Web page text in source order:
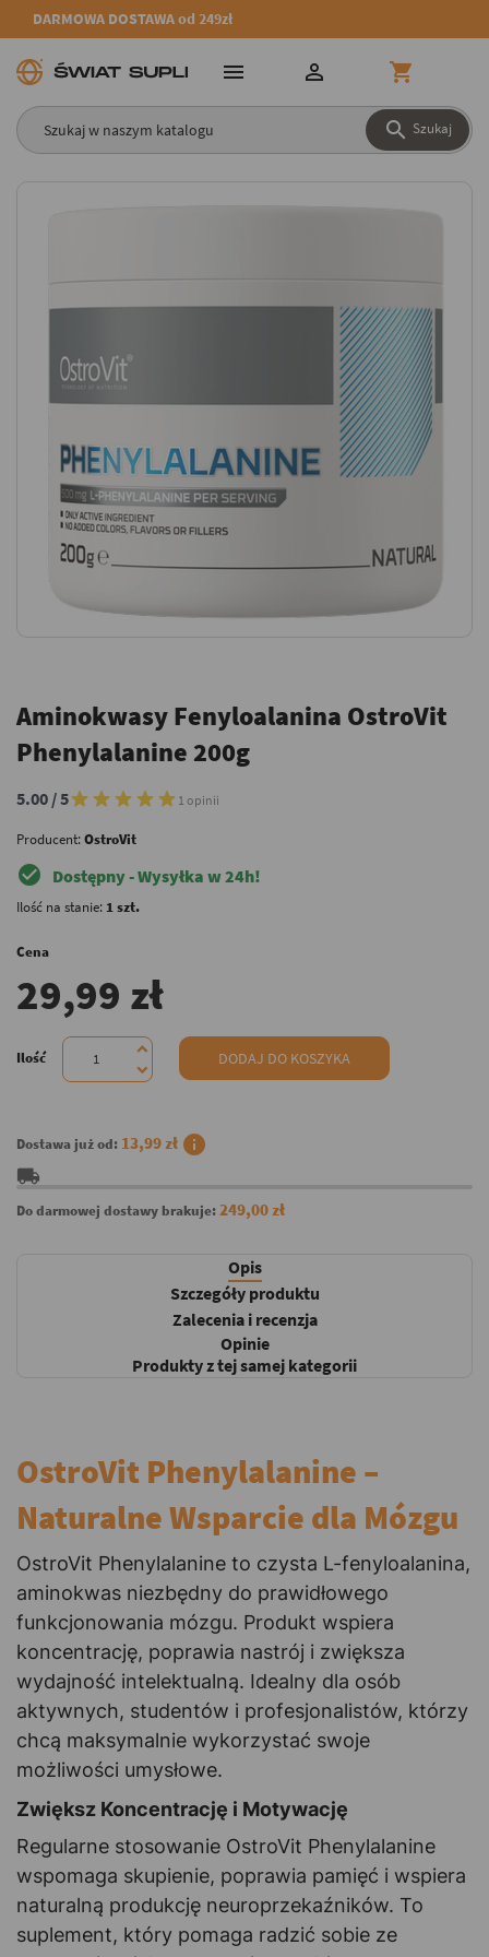
DARMOWA DOSTAWA od 249zł
 Szukaj
  
Aminokwasy Fenyloalanina OstroVit
Phenylalanine 200g
5.00 / 5 1 opinii
Producent:OstroVit
check_circle Dostępny - Wysyłka w 24h!
Ilość na stanie: 1 szt.
Cena
29,99 zł
Ilość DODAJ DO KOSZYKA
Dostawa już od: 13,99 zł info
local_shipping
Do darmowej dostawy brakuje:249,00 zł
Opis
Szczegóły produktu
Zalecenia i recenzja
Opinie
Produkty z tej samej kategorii
OstroVit Phenylalanine –
Naturalne Wsparcie dla Mózgu
OstroVit Phenylalanine to czysta L-fenyloalanina,
aminokwas niezbędny do prawidłowego
funkcjonowania mózgu. Produkt wspiera
koncentrację, poprawia nastrój i zwiększa
wydajność intelektualną. Idealny dla osób
aktywnych, studentów i profesjonalistów, którzy
chcą maksymalnie wykorzystać swoje
możliwości umysłowe.
Zwiększ Koncentrację i Motywację
Regularne stosowanie OstroVit Phenylalanine
wspomaga skupienie, poprawia pamięć i wspiera
naturalną produkcję neuroprzekaźników. To
suplement, który pomaga radzić sobie ze